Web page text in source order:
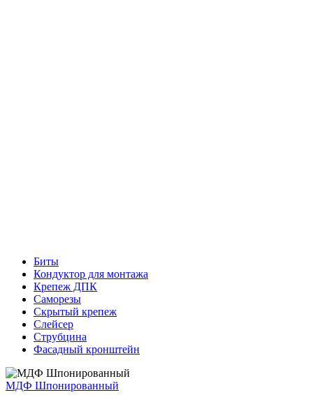
Биты
Кондуктор для монтажа
Крепеж ДПК
Саморезы
Скрытый крепеж
Слейсер
Струбцина
Фасадный кронштейн
МДФ Шпонированный